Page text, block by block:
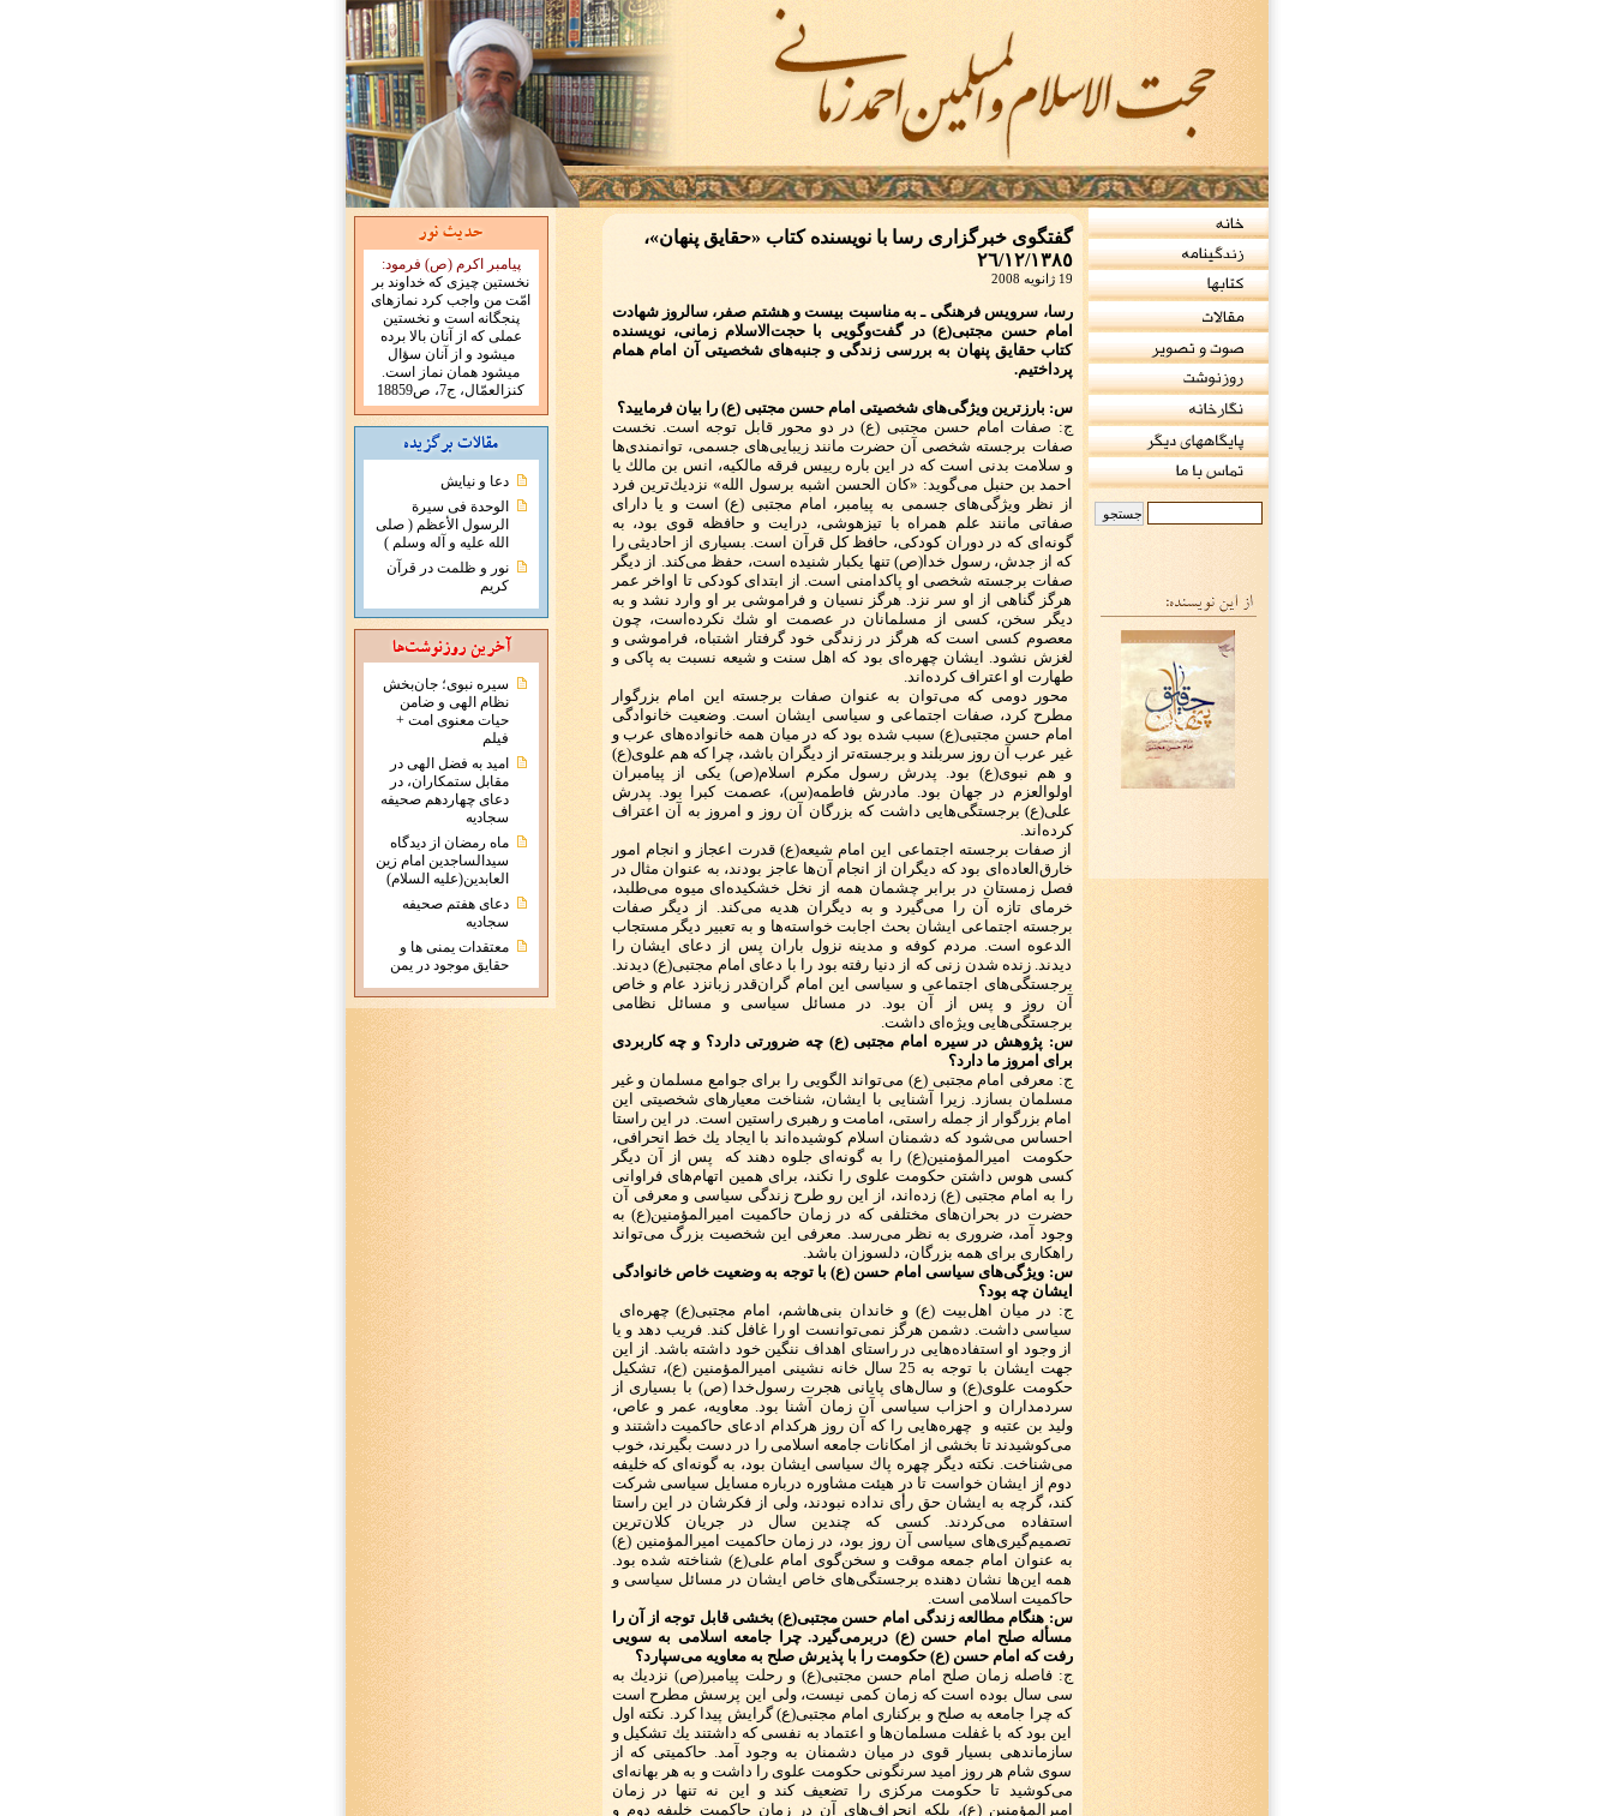
پیامبر اکرم (ص) فرمود:
نخستین چیزی که خداوند بر
امّت من واجب کرد نمازهای
پنجگانه است و نخستین
عملی که از آنان بالا برده
میشود و از آنان سؤال
میشود همان نماز است.
کنزالعمّال، ج7، ص18859
دعا و نیایش
الوحدة فی سیرة
الرسول الأعظم ( صلی
الله علیه و آله وسلم )
نور و ظلمت در قرآن
کریم
سیره نبوی؛ جان‌بخش
نظام الهی و ضامن
حیات معنوی امت +
فیلم
امید به فضل الهی در
مقابل ستمکاران، در
دعای چهاردهم صحیفه
سجادیه
ماه رمضان از دیدگاه
سیدالساجدین امام زین
العابدین(علیه السلام)
دعای هفتم صحیفه
سجادیه
معتقدات يمنی ها و
حقايق موجود در يمن
گفتگوی خبرگزاری رسا با نويسنده كتاب «حقايق پنهان»،
٢٦/١٢/١٣٨٥
19 ژانویه 2008
رسا، سرویس فرهنگی ـ به مناسبت بیست و هشتم صفر، سالروز شهادت
امام حسن مجتبی(ع) در گفت‌وگویی با حجت‌الاسلام زمانی، نویسنده
كتاب حقایق پنهان به بررسی زندگی و جنبه‌های شخصیتی آن امام همام
پرداختیم.
س: بارزترین وی‍ژگی‌های شخصیتی امام حسن مجتبی (ع) را بیان فرمایید؟
ج: صفات امام حسن مجتبی (ع) در دو محور قابل توجه است. نخست
صفات برجسته شخصی آن حضرت مانند زیبایی‌های جسمی، توانمندی‌ها
و سلامت بدنی است كه در این باره رییس فرقه مالكیه، انس بن مالك یا
احمد بن حنبل می‌گوید: «كان الحسن اشبه برسول الله» نزدیك‌ترین فرد
از نظر ویژگی‌های جسمی به پیامبر، امام مجتبی (ع) است و یا دارای
صفاتی مانند علم همراه با تیزهوشی، درایت و حافظه قوی بود، به
گونه‌ای كه در دوران كودكی، حافظ كل قرآن است. بسیاری از احادیثی را
كه از جدش، رسول خدا(ص) تنها یكبار شنیده‌ است، حفظ می‌كند. از دیگر
صفات برجسته شخصی او پاكدامنی است. از ابتدای كودكی تا اواخر عمر
هرگز گناهی از او سر نزد. هرگز نسیان و فراموشی بر او وارد نشد و به
دیگر سخن، كسی از مسلمانان در عصمت او شك نكرده‌است، چون
معصوم كسی است كه هرگز در زندگی خود گرفتار اشتباه، فراموشی و
لغزش نشود. ایشان چهره‌ای بود كه اهل سنت و شیعه نسبت به پاكی و
طهارت او اعتراف كرده‌اند.
محور دومی كه می‌توان به عنوان صفات برجسته این امام بزرگوار
مطرح كرد، صفات اجتماعی و سیاسی ایشان است. وضعیت خانوادگی
امام حسن مجتبی(ع) سبب ‌شده بود كه در میان همه خانواده‌های عرب و
غیر عرب آن روز سربلند و برجسته‌تر از دیگران باشد، چرا كه هم علوی(ع)
و هم نبوی(ع) بود. پدرش رسول مكرم اسلام(ص) یكی از پیامبران
اولوالعزم در جهان بود. مادرش فاطمه(س)، عصمت كبرا بود. پدرش
علی(ع) برجستگی‌هایی داشت كه بزرگان آن روز و امروز به آن اعتراف
كرده‌اند.
از صفات برجسته اجتماعی این امام شیعه(ع) قدرت اعجاز و انجام امور
خارق‌العاده‌ای بود كه دیگران از انجام آن‌ها عاجز بودند، به عنوان مثال در
فصل زمستان در برابر چشمان همه از نخل خشكیده‌ای میوه می‌‌طلبد،
خرمای تازه آن را می‌گیرد و به دیگران هدیه می‌كند. از دیگر صفات
برجسته اجتماعی ایشان بحث اجابت خواسته‌ها و به تعبیر دیگر مستجاب
الدعوه است. مردم كوفه و مدینه نزول باران پس از دعای ایشان را
دیدند. زنده شدن زنی كه از دنیا رفته بود را با دعای امام مجتبی(ع) دیدند.
برجستگی‌های اجتماعی و سیاسی این امام گران‌قدر زبانزد عام و خاص
آن روز و پس از آن بود. در مسائل سیاسی و مسائل نظامی
برجستگی‌هایی ویژه‌ای داشت.
س: پژوهش در سیره امام مجتبی (ع) چه ضرورتی دارد؟ و چه كاربردی
برای امروز ما دارد؟
ج: معرفی امام مجتبی (ع) می‌تواند الگویی را برای جوامع مسلمان و غیر
مسلمان بسازد. زیرا آشنایی با ایشان، شناخت معیارهای شخصیتی این
امام بزرگوار از جمله راستی، امامت و رهبری راستین است. در این راستا
احساس می‌شود كه دشمنان اسلام كوشیده‌اند با ایجاد یك خط انحرافی،
حكومت امیرالمؤمنین(ع) را به گونه‌ای جلوه دهند كه پس از آن دیگر
كسی هوس داشتن حكومت علوی را نكند، برای همین اتهام‌های فراوانی
را به امام مجتبی (ع) زده‌اند، از این رو طرح زندگی سیاسی و معرفی آن
حضرت در بحران‌های مختلفی كه در زمان حاكمیت امیرالمؤمنین(ع) به
وجود آمد، ضروری به نظر می‌رسد. معرفی این شخصیت بزرگ می‌تواند
راهكاری برای همه بزرگان، دلسوزان باشد.
س: ویژگی‌های سیاسی امام حسن (ع) با توجه به وضعیت خاص خانوادگی
ایشان چه بود؟
ج: در میان اهل‌بیت (ع) و خاندان بنی‌هاشم، امام مجتبی(ع) چهره‌ای
سیاسی داشت. دشمن هرگز نمی‌توانست او را غافل كند. فریب دهد و یا
از وجود او استفاده‌هایی در راستای اهداف ننگین خود داشته باشد. از این
جهت ایشان با توجه به 25 سال خانه نشینی امیرالمؤمنین (ع)، تشكیل
حكومت علوی(ع) و سال‌های پایانی هجرت رسول‌خدا (ص) با بسیاری از
سردمداران و احزاب سیاسی آن زمان آشنا بود. معاویه، عمر و عاص،
ولید بن عتبه و چهره‌هایی را كه آن روز هركدام ادعای حاكمیت داشتند و
می‌كوشیدند تا بخشی از امكانات جامعه اسلامی را در دست بگیرند، خوب
می‌شناخت. نكته دیگر چهره پاك سیاسی ایشان بود، به گونه‌ای كه خلیفه
دوم از ایشان خواست تا در هیئت مشاوره درباره مسایل سیاسی شركت
كند، گرچه به ایشان حق رأی نداده نبودند، ولی از فكرشان در این راستا
استفاده می‌كردند. كسی كه چندین سال در جریان كلان‌ترین
تصمیم‌‌گیری‌های سیاسی آن روز بود، در زمان حاكمیت امیرالمؤمنین (ع)
به عنوان امام جمعه موقت و سخن‌گوی امام علی(ع) شناخته شده بود.
همه این‌ها نشان دهنده برجستگی‌های خاص ایشان در مسائل سیاسی و
حاكمیت اسلامی است.
س: هنگام مطالعه زندگی امام حسن مجتبی‌(ع) بخشی قابل توجه از آن را
مسأله صلح امام حسن (ع) دربرمی‌گیرد. چرا جامعه اسلامی به سویی
رفت كه امام حسن (ع) حكومت را با پذیرش صلح به معاویه می‌سپارد؟
ج: فاصله زمان صلح امام حسن مجتبی(ع) و رحلت پیامبر(ص) نزدیك به
سی سال بوده است كه زمان كمی نیست، ولی این پرسش مطرح است
كه چرا جامعه به صلح و بركناری امام مجتبی(ع) گرایش پیدا كرد. نكته اول
این بود كه با غفلت مسلمان‌ها و اعتماد به نفسی كه داشتند یك تشكیل و
سازماندهی بسیار قوی در میان دشمنان به وجود آمد. حاكمیتی كه از
سوی شام هر روز امید سرنگونی حكومت علوی را داشت و به هر بهانه‌ای
می‌كوشید تا حكومت مركزی را تضعیف كند و این نه تنها در زمان
امیرالمؤمنین (ع)، بلكه انحراف‌های آن در زمان حاكمیت خلیفه دوم و